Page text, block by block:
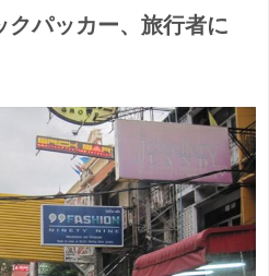
クパッカー、旅行者に